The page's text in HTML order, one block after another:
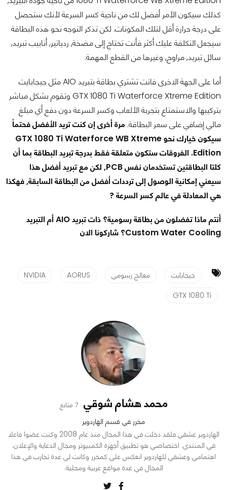
كذلك سيكون الأمر أفضل لك من ناحية كسر السرعة لأنك ستحصل
على درجة حرارة أقل لتلك المكونات. لكن تذكر التوجه نحو هذه البطاقة
سيجعل التكلفة عليك أكثر فأنت تحتاج إلى مضخة, ردياتير, أنابيب تبريد,
سائل تبريد, مراوح, وغيرها من القطع المهمة.
أما على الجهة الاخرى فانت تشتري بطاقة بتبريد AIO مثل جيجابايت
GTX 1080 Ti Waterforce Xtreme Edition وتقوم بشكل مباشر
بتركيبها والاستمتاع بتجربة الألعاب وكسر السرعة دون دفع أي مبلغ
مالي إضافي على سعر البطاقة. مرة أخرى إن كنت تريد الأفضل فحتماً
سيكون خيارك نحو GTX 1080 Ti Waterforce WB Xtreme
Edition. الفروقات ستكون متعلقة فقط بدرجة تبريد البطاقة بما أن
كلتا البطاقتين تستخدمان نفس PCB, لكن مع تبريد أفضل هذا
سيعني إمكانية الوصول إلى ترددات أفضل من البطاقة السابقة, فهكذا
هي المعادلة في عالم كسر السرعة ?
أنتم ماذا تفضلون من بطاقة رسومية؟ ذات تبريد AIO أم التبريد
Custom Water Cooling؟ شاركونا الان
جيجابايت معالج رسومي AORUS
NVIDIA
GTX 1080 Ti
محمد هشام شوقي 7 متابع
محرر في قسم الهاردوير
الهاردوير عشقي فلقد دخلت في هذا المجال منذ عام 2008 وكنت عضوا فاعلا
في المنتدى. اختصاصي هو تطبيق أجهزة الكمبيوتر ومجال الدعاية والإعلان.
اهتمامي وعشقي للهاردوير انعكس علي كمحرر وكانت لي عدة تجارب في هذا
المجال في عدة مواقع عربية ومحلية.